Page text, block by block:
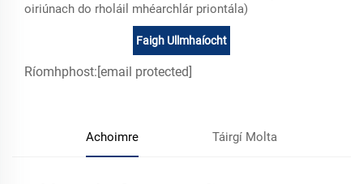
oiriúnach do rholáil mhéarchlár priontála)
Faigh Ullmhaíocht
Ríomhphost:[email protected]
Achoimre Táirgí Molta